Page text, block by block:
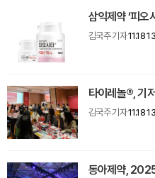
삼익제약 ‘피오
김국주 기자11.18
타이레놀®, 기
김국주 기자11.18
동아제약, 2025